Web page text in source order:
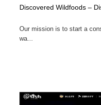
Discovered Wildfoods –
Our mission is to start a
wa...